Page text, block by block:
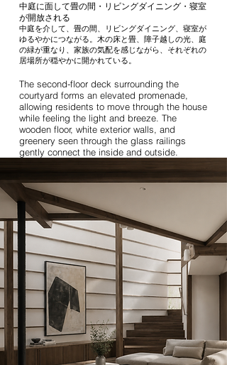
中庭に面して畳の間・リビングダイニング・寝室
が開放される
中庭を介して、畳の間、リビングダイニング、寝室が
ゆるやかにつながる。木の床と畳、障子越しの光、庭
の緑が重なり、家族の気配を感じながら、それぞれの
居場所が穏やかに開かれている。
The second-floor deck surrounding the
courtyard forms an elevated promenade,
allowing residents to move through the house
while feeling the light and breeze. The
wooden floor, white exterior walls, and
greenery seen through the glass railings
gently connect the inside and outside.